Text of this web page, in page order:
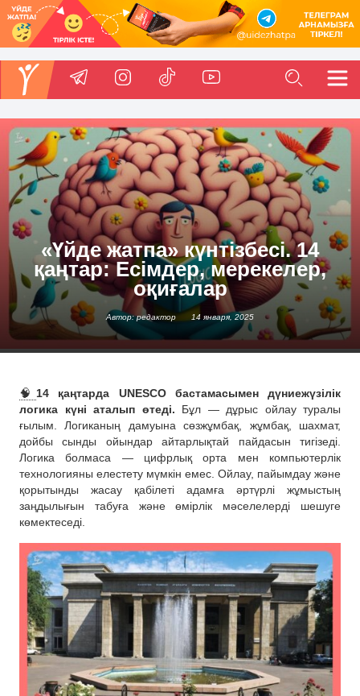
«Үйде жатпа» күнтізбесі. 14
қаңтар: Есімдер, мерекелер,
оқиғалар
Автор: редактор 14 января, 2025
🧠14 қаңтарда UNESCO бастамасымен дүниежүзілік
логика күні аталып өтеді. Бұл — дұрыс ойлау туралы
ғылым. Логиканың дамуына сөзжұмбақ, жұмбақ, шахмат,
дойбы сынды ойындар айтарлықтай пайдасын тигізеді.
Логика болмаса — цифрлық орта мен компьютерлік
технологияны елестету мүмкін емес. Ойлау, пайымдау және
қорытынды жасау қабілеті адамға әртүрлі жұмыстың
заңдылығын табуға және өмірлік мәселелерді шешуге
көмектеседі.